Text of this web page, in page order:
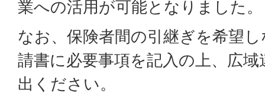
業への活用が可能となりました。
なお、保険者間の引継ぎを希望
請書に必要事項を記入の上、広
出ください。